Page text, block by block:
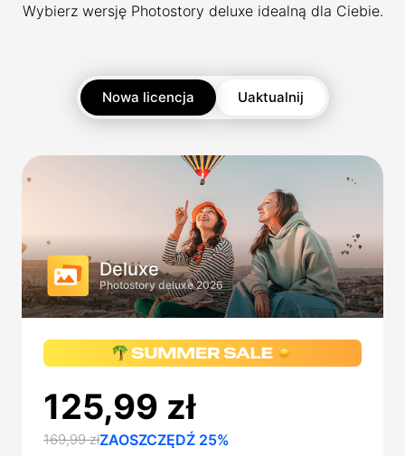
Wybierz wersję Photostory deluxe idealną dla Ciebie.
Nowa licencja Uaktualnij
Deluxe
Photostory deluxe 2026
125,99 zł
169,99 złZAOSZCZĘDŹ 25%